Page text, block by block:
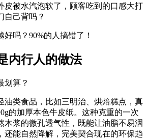
皮被水汽泡软了，顾客吃到的口感大打
自己背吗？
内行人的做法
划算？
油类食品，比如三明治、烘焙糕点，真
的加厚本色牛皮纸。这种克重的一次
木浆的微孔透气性，既能让油脂不易洇
还能自然降解，完美契合现在的环保趋